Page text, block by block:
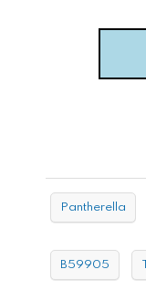
Pantherella
B59905